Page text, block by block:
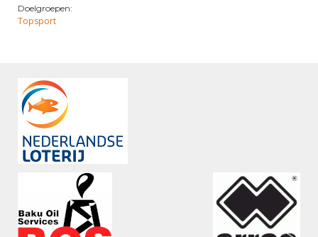
Doelgroepen:
Topsport